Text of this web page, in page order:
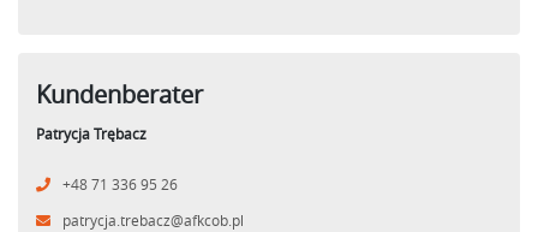
Kundenberater
Patrycja Trębacz
+48 71 336 95 26
patrycja.trebacz@afkcob.pl